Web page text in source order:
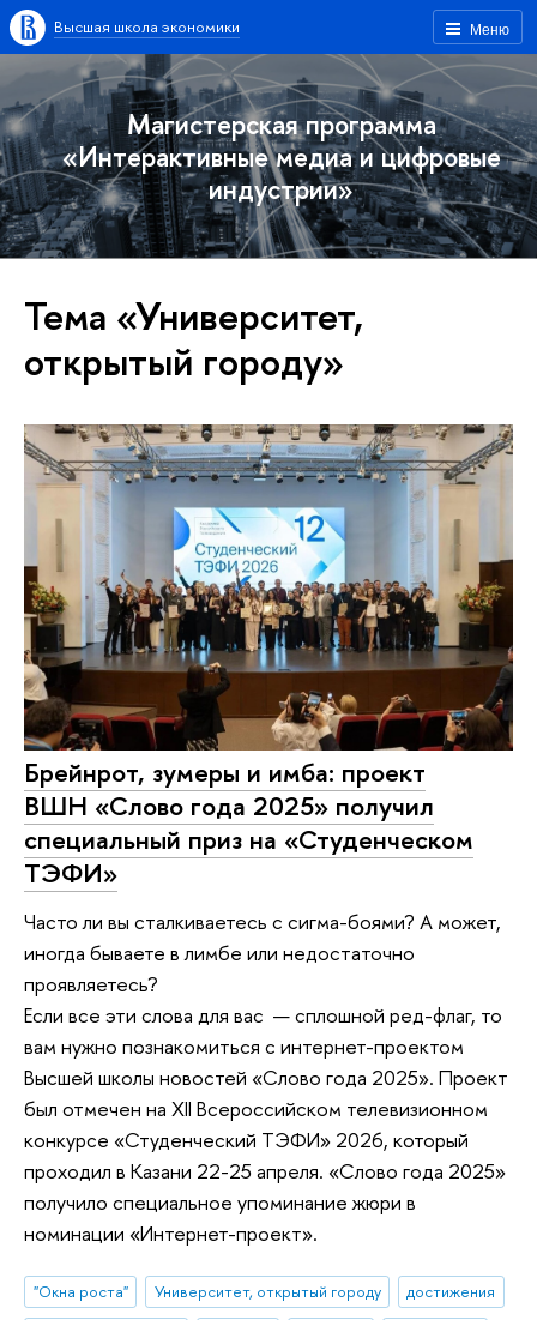
Меню
Высшая школа экономики
Магистерская программа
«Интерактивные медиа и цифровые
индустрии»
Тема «Университет,
открытый городу»
Брейнрот, зумеры и имба: проект
ВШН «Слово года 2025» получил
специальный приз на «Студенческом
ТЭФИ»
Часто ли вы сталкиваетесь с сигма-боями? А может,
иногда бываете в лимбе или недостаточно
проявляетесь?
Если все эти слова для вас — сплошной ред-флаг, то
вам нужно познакомиться с интернет-проектом
Высшей школы новостей «Cлово года 2025». Проект
был отмечен на XII Всероссийском телевизионном
конкурсе «Студенческий ТЭФИ» 2026, который
проходил в Казани 22-25 апреля. «Cлово года 2025»
получило специальное упоминание жюри в
номинации «Интернет-проект».
"Окна роста" Университет, открытый городу
достижения